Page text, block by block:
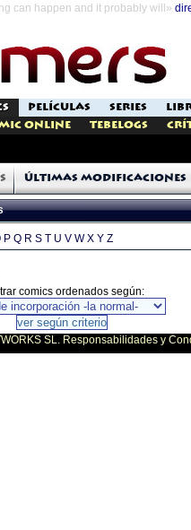
can happen and it probably will»
PELÍCULAS SERIES
Online Tebelogs
Últimas modificaciones
P Q R S T U V W X Y Z
comics ordenados según:
SL. Responsabilidades y